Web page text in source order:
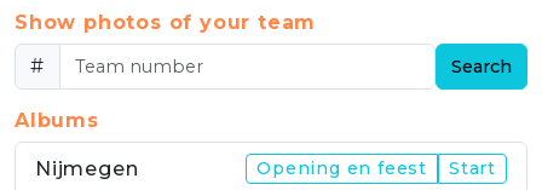
Show photos of your team
#
Search
Albums
Nijmegen Opening en feest Start